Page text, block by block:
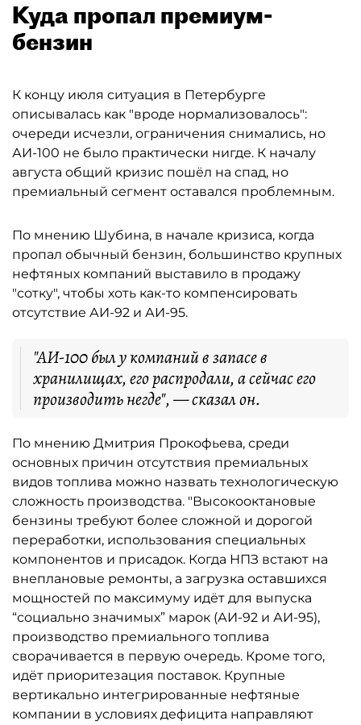
Куда пропал премиум-
бензин
К концу июля ситуация в Петербурге
описывалась как "вроде нормализовалось":
очереди исчезли, ограничения снимались, но
АИ-100 не было практически нигде. К началу
августа общий кризис пошёл на спад, но
премиальный сегмент оставался проблемным.
По мнению Шубина, в начале кризиса, когда
пропал обычный бензин, большинство крупных
нефтяных компаний выставило в продажу
"сотку", чтобы хоть как-то компенсировать
отсутствие АИ-92 и АИ-95.
"АИ-100 был у компаний в запасе в
хранилищах, его распродали, а сейчас его
производить негде", — сказал он.
По мнению Дмитрия Прокофьева, среди
основных причин отсутствия премиальных
видов топлива можно назвать технологическую
сложность производства. "Высокооктановые
бензины требуют более сложной и дорогой
переработки, использования специальных
компонентов и присадок. Когда НПЗ встают на
внеплановые ремонты, а загрузка оставшихся
мощностей по максимуму идёт для выпуска
“социально значимых” марок (АИ-92 и АИ-95),
производство премиального топлива
сворачивается в первую очередь. Кроме того,
идёт приоритезация поставок. Крупные
вертикально интегрированные нефтяные
компании в условиях дефицита направляют